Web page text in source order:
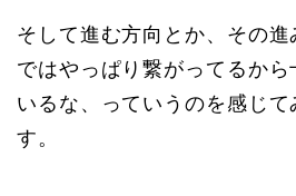
そして進む方向とか、その
ではやっぱり繋がってるか
いるな、っていうのを感じて
す。